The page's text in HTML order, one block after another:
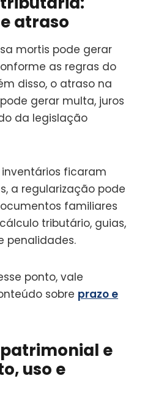
atraso
mortis pode gerar
as regras do
disso, o atraso na
gerar multa, juros
da legislação
inventários ficaram
a regularização pode
familiares
tributário, guias,
penalidades.
ponto, vale
sobre prazo e
e
uso e